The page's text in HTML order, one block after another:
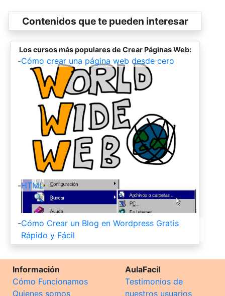
Contenidos que te pueden interesar
Los cursos más populares de Crear Páginas Web:
-Cómo crear una página web desde cero
-HTML
-Cómo Crear un Blog en Wordpress Gratis
Rápido y Fácil
Información
Cómo Funcionamos
Quienes somos
AulaFacil
Testimonios de
nuestros usuarios